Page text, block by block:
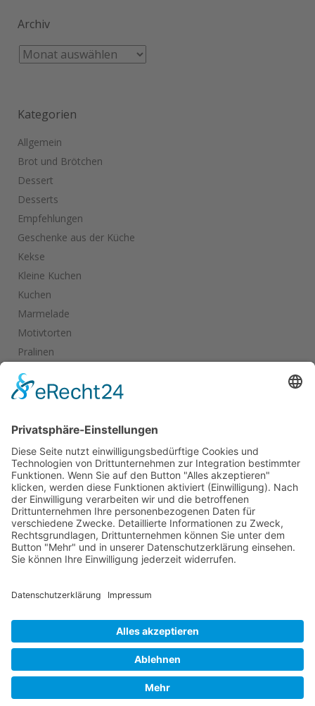
Archiv
Kategorien
Allgemein
Brot und Brötchen
Dessert
Desserts
Empfehlungen
Geschenke aus der Küche
Kekse
Kleine Kuchen
Kuchen
Marmelade
Motivtorten
Pralinen
Salate
Salziges
start_torte
Torten
Weihnachtskekse
Hier dürfen Sie ein wenig stöbern
© Beates Backschätze .Datenschutz